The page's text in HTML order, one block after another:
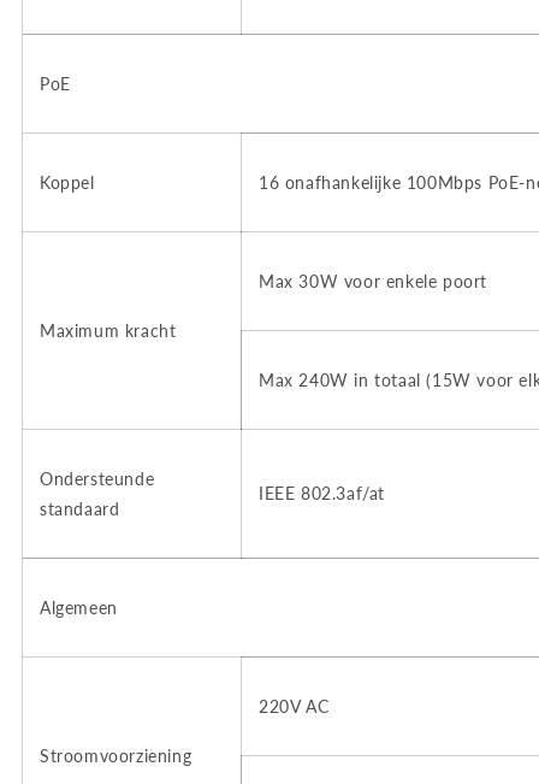
PoE
Koppel 16 onafhankelijke 100Mbps PoE-
Maximum kracht
Max 30W voor enkele poort
Max 240W in totaal (15W voor
Ondersteunde
standaard
IEEE 802.3af/at
Algemeen
Stroomvoorziening
220V AC